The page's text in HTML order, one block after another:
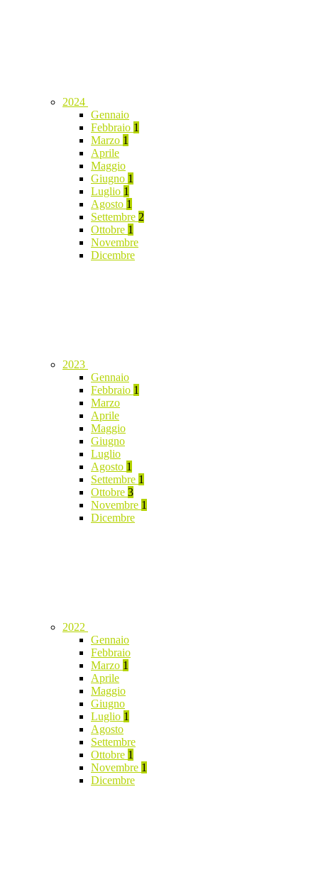
2024
Gennaio
Febbraio 1
Marzo 1
Aprile
Maggio
Giugno 1
Luglio 1
Agosto 1
Settembre 2
Ottobre 1
Novembre
Dicembre
2023
Gennaio
Febbraio 1
Marzo
Aprile
Maggio
Giugno
Luglio
Agosto 1
Settembre 1
Ottobre 3
Novembre 1
Dicembre
2022
Gennaio
Febbraio
Marzo 1
Aprile
Maggio
Giugno
Luglio 1
Agosto
Settembre
Ottobre 1
Novembre 1
Dicembre